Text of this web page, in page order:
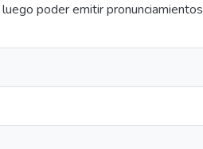
poder emitir pronunciamientos